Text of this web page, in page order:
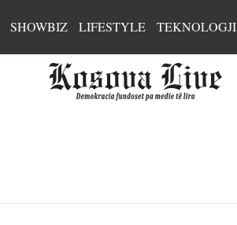
SHOWBIZ LIFESTYLE TEKNOLOGJI